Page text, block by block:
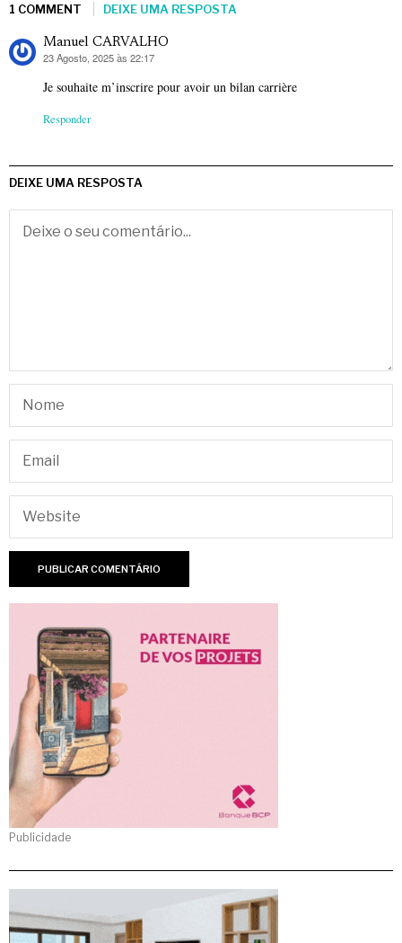
1 COMMENT DEIXE UMA RESPOSTA
Manuel CARVALHO
diz:
23 Agosto, 2025 às 22:17
Je souhaite m’inscrire pour avoir un bilan carrière
Responder
DEIXE UMA RESPOSTA
Publicidade